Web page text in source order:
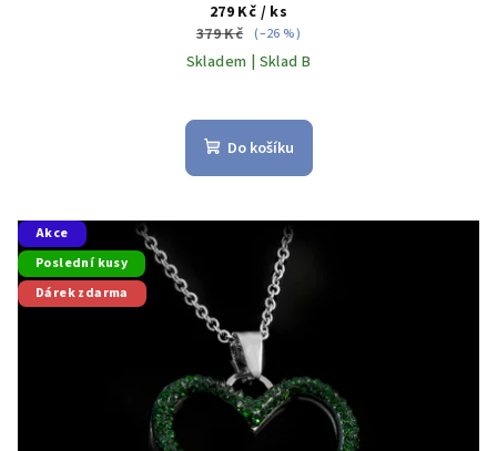
279 Kč / ks
379 Kč (–26 %)
Skladem | Sklad B
Do košíku
Akce
Poslední kusy
Dárek zdarma